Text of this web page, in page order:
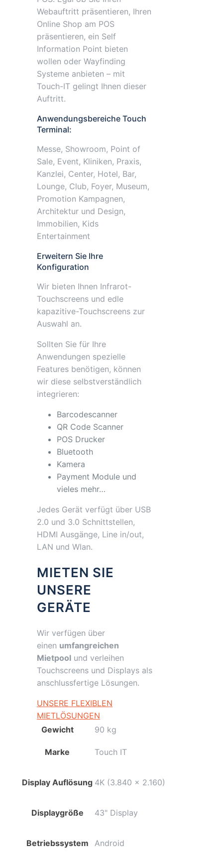
Webauftritt präsentieren, Ihren
Online Shop am POS
präsentieren, ein Self
Information Point bieten
wollen oder Wayfinding
Systeme anbieten – mit
Touch-IT gelingt Ihnen dieser
Auftritt.
Anwendungsbereiche Touch
Terminal:
Messe, Showroom, Point of
Sale, Event, Kliniken, Praxis,
Kanzlei, Center, Hotel, Bar,
Lounge, Club, Foyer, Museum,
Promotion Kampagnen,
Architektur und Design,
Immobilien, Kids
Entertainment
Erweitern Sie Ihre
Konfiguration
Wir bieten Ihnen Infrarot-
Touchscreens und edle
kapazitive-Touchscreens zur
Auswahl an.
Sollten Sie für Ihre
Anwendungen spezielle
Features benötigen, können
wir diese selbstverständlich
integrieren:
Barcodescanner
QR Code Scanner
POS Drucker
Bluetooth
Kamera
Payment Module und
vieles mehr…
Jedes Gerät verfügt über USB
2.0 und 3.0 Schnittstellen,
HDMI Ausgänge, Line in/out,
LAN und Wlan.
MIETEN SIE
UNSERE
GERÄTE
Wir verfügen über
einen umfangreichen
Mietpool und verleihen
Touchscreens und Displays als
anschlussfertige Lösungen.
UNSERE FLEXIBLEN
MIETLÖSUNGEN
Gewicht
90 kg
Marke Touch IT
Display Auflösung 4K (3.840 x 2.160)
Displaygröße 43" Display
Betriebssystem Android